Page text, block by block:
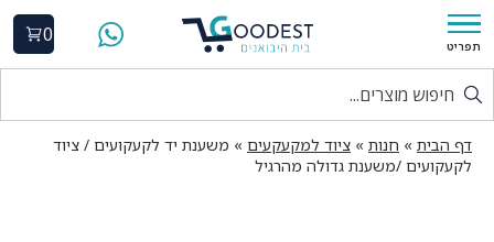
תפריט
0
דף הבית » חנות » ציוד למקעקעים » משענת יד לקעקועים / ציוד
לקעקועים /משענת גדולה מהרגיל